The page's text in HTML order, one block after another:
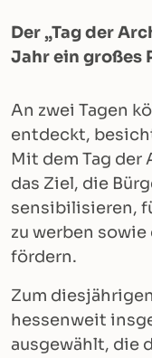
Der „Tag der
Jahr ein großes
An zwei Tagen
entdeckt,
Mit dem Tag
das Ziel, die
sensibilisieren,
zu werben sowie
fördern.
Zum
hessenweit
ausgewählt, die